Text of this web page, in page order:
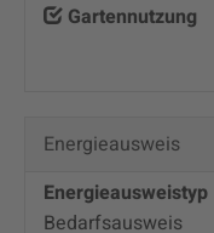
Gartennutzung
Energieausweis
Energieausweistyp
Bedarfs­ausweis